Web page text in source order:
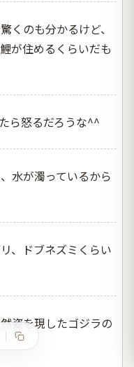
くのも分かるけど、
が住めるくらいだも
ら怒るだろうな^^
水が濁っているから
、ドブネズミくらい
姿を現したゴジラの